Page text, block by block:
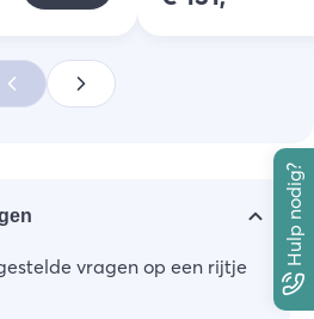
Hulp nodig?
vragen op een rijtje